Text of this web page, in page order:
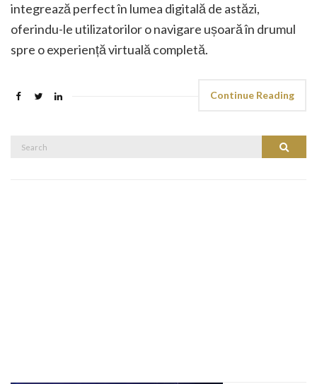
integrează perfect în lumea digitală de astăzi,
oferindu-le utilizatorilor o navigare ușoară în drumul
spre o experiență virtuală completă.
Continue Reading
Search